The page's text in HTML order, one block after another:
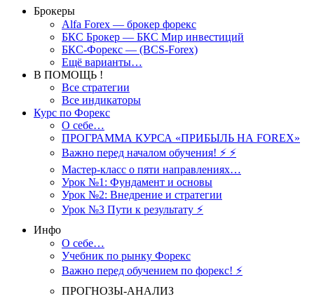
Брокеры
Alfa Forex — брокер форекс
БКС Брокер — БКС Мир инвестиций
БКС-Форекс — (BCS-Forex)
Ещё варианты…
В ПОМОЩЬ !
Все стратегии
Все индикаторы
Курс по Форекс
О себе…
ПРОГРАММА КУРСА «ПРИБЫЛЬ НА FOREX»
Важно перед началом обучения! ⚡ ⚡
Мастер-класс о пяти направлениях…
Урок №1: Фундамент и основы
Урок №2: Внедрение и стратегии
Урок №3 Пути к результату ⚡️
Инфо
О себе…
Учебник по рынку Форекс
Важно перед обучением по форекс! ⚡
ПРОГНОЗЫ-АНАЛИЗ